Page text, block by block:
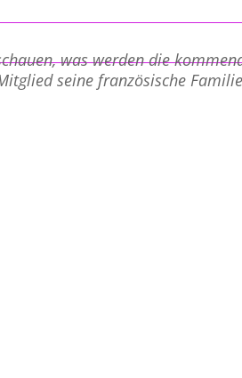
was werden die
seine französische